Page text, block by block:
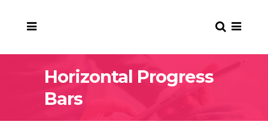
Horizontal Progress
Bars